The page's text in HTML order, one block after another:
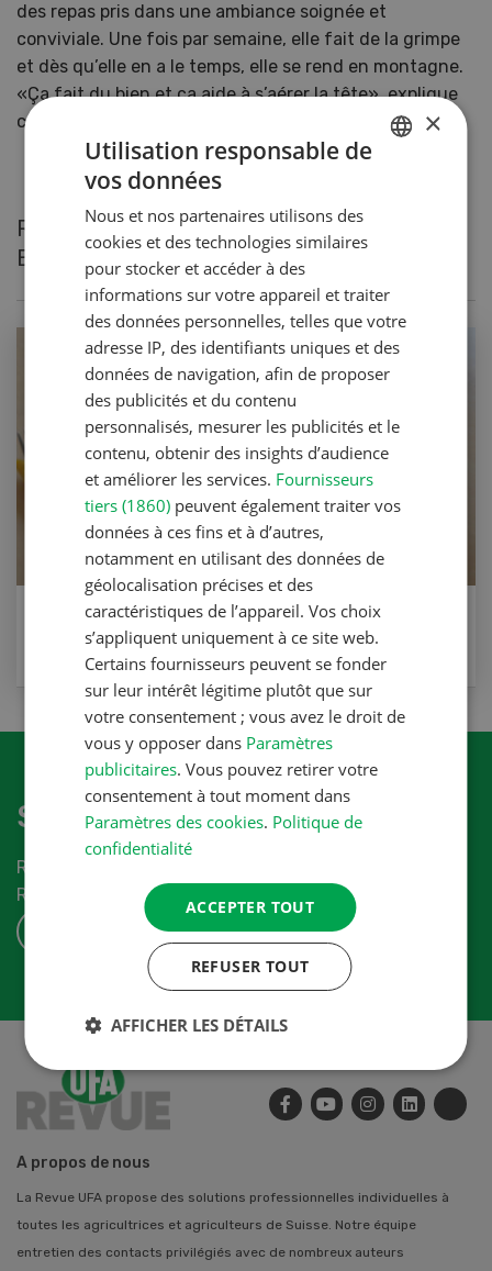
des repas pris dans une ambiance soignée et
conviviale. Une fois par semaine, elle fait de la grimpe
et dès qu’elle en a le temps, elle se rend en montagne.
«Ça fait du bien et ça aide à s’aérer la tête», explique
cette sportive paysanne.
Recettes actuelles de Therese Bühler-
Brunner
Viande hachée de maman
VERS LA RECETTE
S'abonner à la newletter
Recevez les dernières nouvelles du monde de la
Revue-UFA.
S'ABONNER
A propos de nous
La Revue UFA propose des solutions professionnelles individuelles à
toutes les agricultrices et agriculteurs de Suisse. Notre équipe
entretien des contacts privilégiés avec de nombreux auteurs
×
Utilisation responsable de
vos données
Nous et nos partenaires utilisons des
cookies et des technologies similaires
pour stocker et accéder à des
informations sur votre appareil et traiter
des données personnelles, telles que votre
adresse IP, des identifiants uniques et des
données de navigation, afin de proposer
des publicités et du contenu
personnalisés, mesurer les publicités et le
contenu, obtenir des insights d’audience
et améliorer les services. Fournisseurs
tiers (1860) peuvent également traiter vos
données à ces fins et à d’autres,
notamment en utilisant des données de
géolocalisation précises et des
caractéristiques de l’appareil. Vos choix
s’appliquent uniquement à ce site web.
Certains fournisseurs peuvent se fonder
sur leur intérêt légitime plutôt que sur
votre consentement ; vous avez le droit de
vous y opposer dans Paramètres
publicitaires. Vous pouvez retirer votre
consentement à tout moment dans
Paramètres des cookies. Politique de
confidentialité
ACCEPTER TOUT
REFUSER TOUT
AFFICHER LES DÉTAILS